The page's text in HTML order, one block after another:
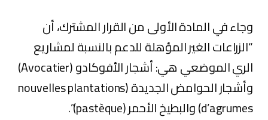
وجاء في المادة الأولى من القرار المشترك، أن
“الزراعات الغير المؤهلة للدعم بالنسبة لمشاريع
الري الموضعي هي: أشجار الأفوكادو (Avocatier)
وأشجار الحوامض الجديدة (nouvelles plantations
d’agrumes) والبطيخ الأحمر (pastèque)”.